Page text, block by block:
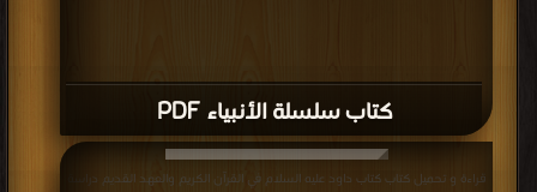
كتاب سلسلة الأنبياء PDF
قراءة و تحميل كتاب كتاب داود عليه السلام في القرآن الكريم والعهد القديم دراسة